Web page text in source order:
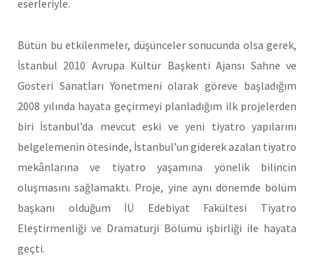
eserleriyle.
Bütün bu etkilenmeler, düşünceler sonucunda olsa gerek,
İstanbul 2010 Avrupa Kültür Başkenti Ajansı Sahne ve
Gösteri Sanatları Yönetmeni olarak göreve başladığım
2008 yılında hayata geçirmeyi planladığım ilk projelerden
biri İstanbul’da mevcut eski ve yeni tiyatro yapılarını
belgelemenin ötesinde, İstanbul’un giderek azalan tiyatro
mekânlarına ve tiyatro yaşamına yönelik bilincin
oluşmasını sağlamaktı. Proje, yine aynı dönemde bölüm
başkanı olduğum İÜ Edebiyat Fakültesi Tiyatro
Eleştirmenliği ve Dramaturji Bölümü işbirliği ile hayata
geçti.